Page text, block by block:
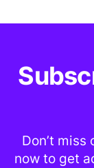
Don’t
now to get